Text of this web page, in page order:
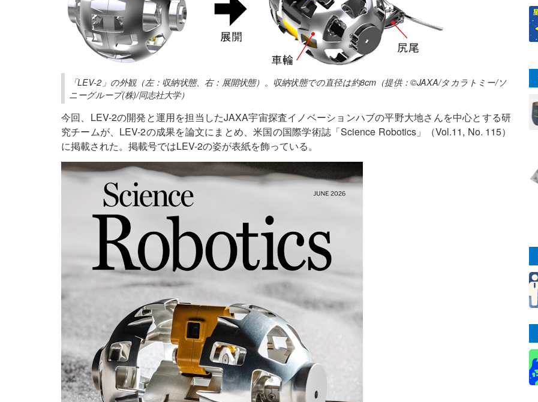
「LEV-2」の外観（左：収納状態、右：展開状態）。収納状態での直径は約8cm（提供：©JAXA/タカラトミー/ソ
ニーグループ(株)/同志社大学）
今回、LEV-2の開発と運用を担当したJAXA宇宙探査イノベーションハブの平野大地さんを中心とする研
究チームが、LEV-2の成果を論文にまとめ、米国の国際学術誌「Science Robotics」（Vol.11, No. 115）
に掲載された。掲載号ではLEV-2の姿が表紙を飾っている。